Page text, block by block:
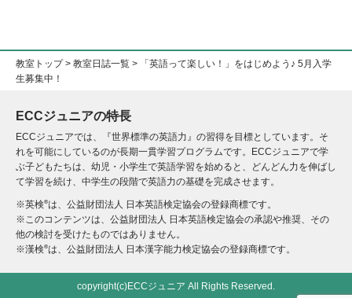
教室トップ > 教室日誌一覧 > 「英語って楽しい！」をはじめよう♪ 5月入学
生募集中！
ECCジュニアの特長
ECCジュニアでは、『世界標準の英語力』の習得を目標としています。そ
れを可能にしているのが長期一貫学習プログラムです。ECCジュニアで学
ぶ子どもたちは、幼児・小学生で英語学習を始めると、どんどん力を伸ばし
て学習を続け、中学生の段階で英語力の基礎を完成させます。
※英検®は、公益財団法人 日本英語検定協会の登録商標です。
※このコンテンツは、公益財団法人 日本英語検定協会の承認や推奨、その
他の検討を受けたものではありません。
※漢検®は、公益財団法人 日本漢字能力検定協会の登録商標です。
copyright(c)ECCジュニア All Rights Reserved.